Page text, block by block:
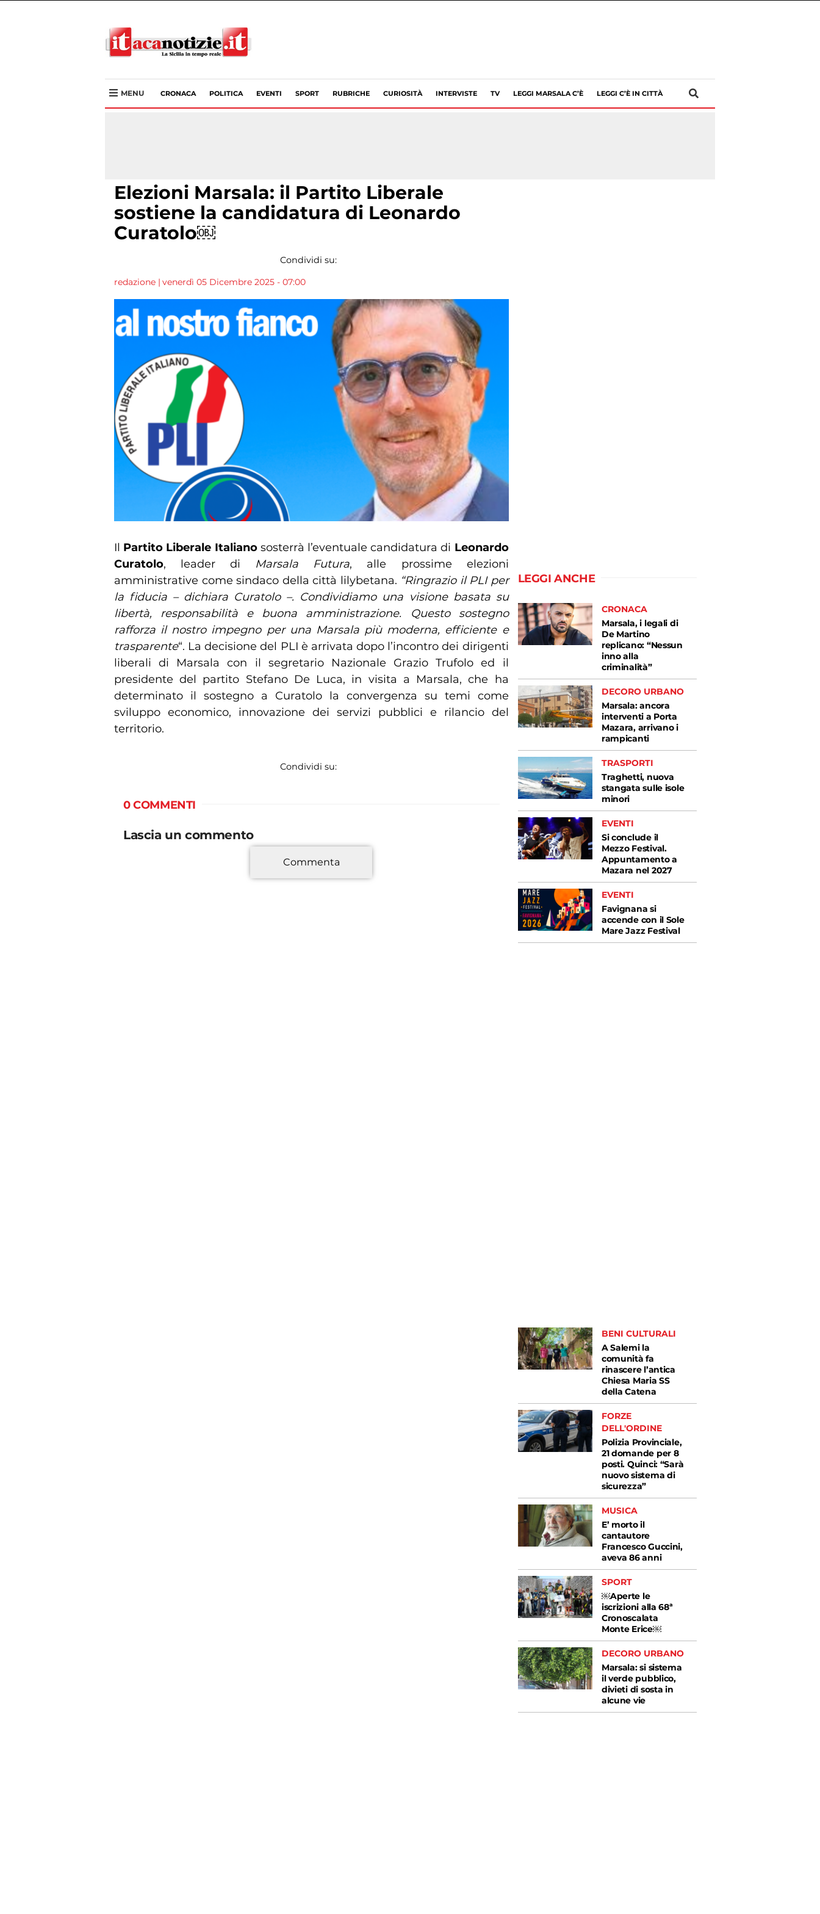
MENU CRONACA POLITICA EVENTI SPORT RUBRICHE CURIOSITÀ INTERVISTE TV LEGGI MARSALA C’È LEGGI C’È IN CITTÀ
Elezioni Marsala: il Partito Liberale
sostiene la candidatura di Leonardo
Curatolo￼
Condividi su:
redazione | venerdì 05 Dicembre 2025 - 07:00
Il Partito Liberale Italianososterrà l’eventuale candidatura di Leonardo
Curatolo, leader di Marsala Futura, alle prossime elezioni
amministrative come sindaco della città lilybetana. “Ringrazio il PLI per
la fiducia – dichiara Curatolo –. Condividiamo una visione basata su
libertà, responsabilità e buona amministrazione. Questo sostegno
rafforza il nostro impegno per una Marsala più moderna, efficiente e
trasparente“. La decisione del PLI è arrivata dopo l’incontro dei dirigenti
liberali di Marsala con il segretario Nazionale Grazio Trufolo ed il
presidente del partito Stefano De Luca, in visita a Marsala, che ha
determinato il sostegno a Curatolo la convergenza su temi come
sviluppo economico, innovazione dei servizi pubblici e rilancio del
territorio.
Condividi su:
0 COMMENTI
Lascia un commento
Commenta
LEGGI ANCHE
CRONACA
Marsala, i legali di
De Martino
replicano: “Nessun
inno alla
criminalità”
DECORO URBANO
Marsala: ancora
interventi a Porta
Mazara, arrivano i
rampicanti
TRASPORTI
Traghetti, nuova
stangata sulle isole
minori
EVENTI
Si conclude il
Mezzo Festival.
Appuntamento a
Mazara nel 2027
EVENTI
Favignana si
accende con il Sole
Mare Jazz Festival
BENI CULTURALI
A Salemi la
comunità fa
rinascere l’antica
Chiesa Maria SS
della Catena
FORZE
DELL'ORDINE
Polizia Provinciale,
21 domande per 8
posti. Quinci: “Sarà
nuovo sistema di
sicurezza”
MUSICA
E’ morto il
cantautore
Francesco Guccini,
aveva 86 anni
SPORT
￼Aperte le
iscrizioni alla 68ª
Cronoscalata
Monte Erice￼
DECORO URBANO
Marsala: si sistema
il verde pubblico,
divieti di sosta in
alcune vie